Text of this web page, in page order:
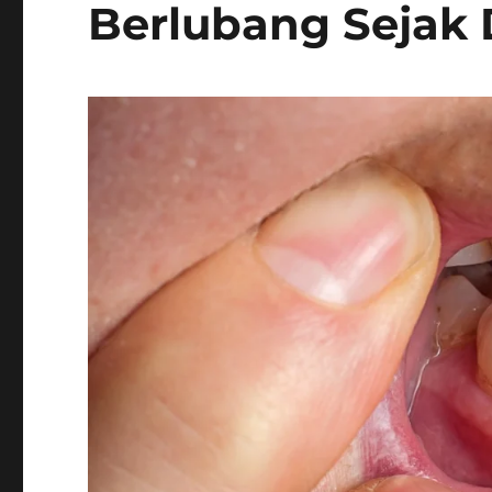
Berlubang Sejak